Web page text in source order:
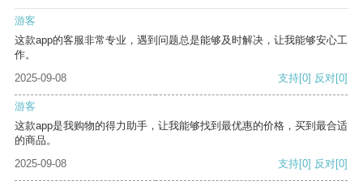
游客
这款app的客服非常专业，遇到问题总是能够及时解决，让我能够安心工
作。
2025-09-08
支持[0] 反对[0]
游客
这款app是我购物的得力助手，让我能够找到最优惠的价格，买到最合适
的商品。
2025-09-08
支持[0] 反对[0]